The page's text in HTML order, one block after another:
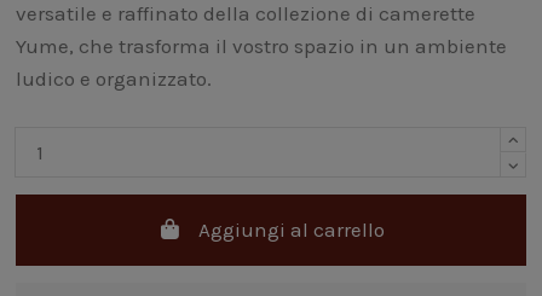
versatile e raffinato della collezione di camerette
Yume, che trasforma il vostro spazio in un ambiente
ludico e organizzato.
Aggiungi al carrello